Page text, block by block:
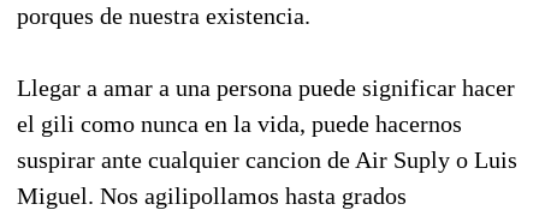
porques de nuestra existencia.
Llegar a amar a una persona puede significar hacer
el gili como nunca en la vida, puede hacernos
suspirar ante cualquier cancion de Air Suply o Luis
Miguel. Nos agilipollamos hasta grados